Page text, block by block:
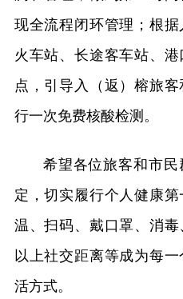
现全流程闭环管理；根据
火车站、长途客车站、
点，引导入（返）榕旅
行一次免费核酸检测。
希望各位旅客和市
定，切实履行个人健康
温、扫码、戴口罩、消
以上社交距离等成为每
活方式。